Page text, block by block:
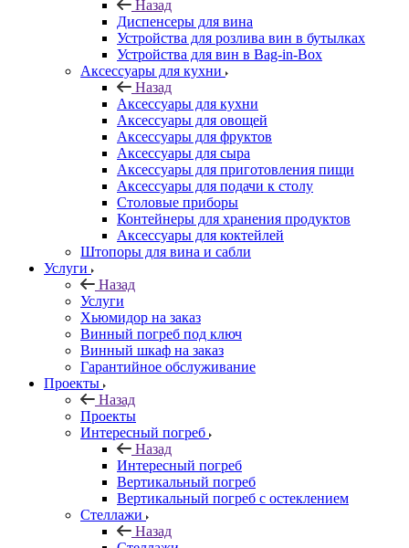
Назад
Диспенсеры для вина
Устройства для розлива вин в бутылках
Устройства для вин в Bag-in-Box
Аксессуары для кухни
Назад
Аксессуары для кухни
Аксессуары для овощей
Аксессуары для фруктов
Аксессуары для сыра
Аксессуары для приготовления пищи
Аксессуары для подачи к столу
Столовые приборы
Контейнеры для хранения продуктов
Аксессуары для коктейлей
Штопоры для вина и сабли
Услуги
Назад
Услуги
Хьюмидор на заказ
Винный погреб под ключ
Винный шкаф на заказ
Гарантийное обслуживание
Проекты
Назад
Проекты
Интересный погреб
Назад
Интересный погреб
Вертикальный погреб
Вертикальный погреб с остеклением
Стеллажи
Назад